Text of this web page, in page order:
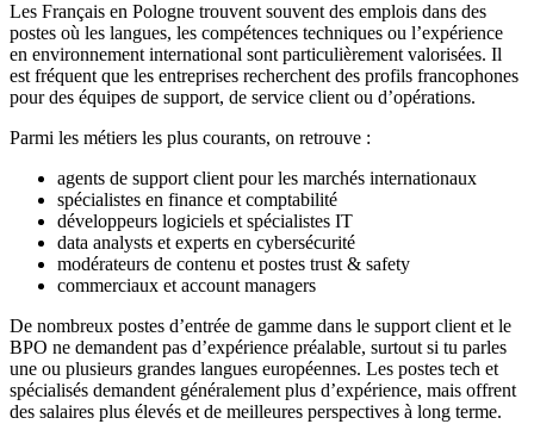
Les Français en Pologne trouvent souvent des emplois dans des
postes où les langues, les compétences techniques ou l’expérience
en environnement international sont particulièrement valorisées. Il
est fréquent que les entreprises recherchent des profils francophones
pour des équipes de support, de service client ou d’opérations.
Parmi les métiers les plus courants, on retrouve :
agents de support client pour les marchés internationaux
spécialistes en finance et comptabilité
développeurs logiciels et spécialistes IT
data analysts et experts en cybersécurité
modérateurs de contenu et postes trust & safety
commerciaux et account managers
De nombreux postes d’entrée de gamme dans le support client et le
BPO ne demandent pas d’expérience préalable, surtout si tu parles
une ou plusieurs grandes langues européennes. Les postes tech et
spécialisés demandent généralement plus d’expérience, mais offrent
des salaires plus élevés et de meilleures perspectives à long terme.